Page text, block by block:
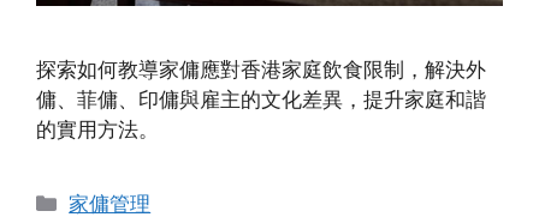
探索如何教導家傭應對香港家庭飲食限制，解決外
傭、菲傭、印傭與雇主的文化差異，提升家庭和諧
的實用方法。
Categories
家傭管理